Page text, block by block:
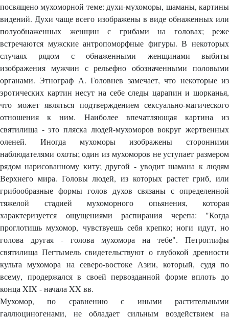
посвящено мухоморной теме: духи-мухоморы, шаманы, картины
видений. Духи чаще всего изображены в виде обнаженных или
полуобнаженных женщин с грибами на головах; реже
встречаются мужские антропоморфные фигуры. В некоторых
случаях рядом с обнаженными женщинами выбиты
изображения мужчин с рельефно обозначенными половыми
органами. Этнограф А. Головнев замечает, что некоторые из
эротических картин несут на себе следы царапин и шорканья,
что может являться подтверждением сексуально-магического
отношения к ним. Наиболее впечатляющая картина из
святилища - это пляска людей-мухоморов вокруг жертвенных
оленей. Иногда мухоморы изображены сторонними
наблюдателями охоты; один из мухоморов не уступает размером
рядом нарисованному киту; другой - уводит шамана к людям
Верхнего мира. Головы людей, из которых растет гриб, или
грибообразные формы голов духов связаны с определенной
тяжелой стадией мухоморного опьянения, которая
характеризуется ощущениями распирания черепа: "Когда
проглотишь мухомор, чувствуешь себя крепко; ноги идут, но
голова другая - голова мухомора на тебе". Петроглифы
святилища Пегтымель свидетельствуют о глубокой древности
культа мухомора на северо-востоке Азии, который, судя по
всему, продержался в своей первозданной форме вплоть до
конца XIX - начала XX вв.
Мухомор, по сравнению с иными растительными
галлюциногенами, не обладает сильным воздействием на